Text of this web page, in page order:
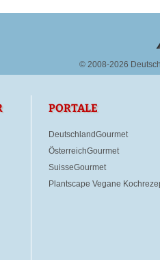
© 2008-2026
PORTALE
DeutschlandGourmet
ÖsterreichGourmet
SuisseGourmet
Plantscape Vegane